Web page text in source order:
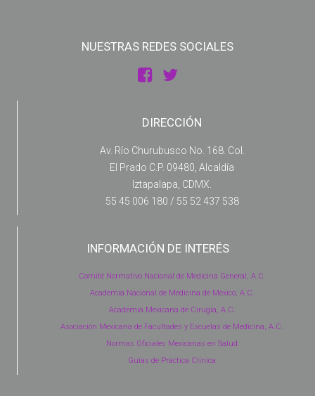
NUESTRAS REDES SOCIALES
DIRECCIÓN
Av. Río Churubusco No. 168. Col.
El Prado C.P. 09480, Alcaldía
Iztapalapa, CDMX.
55 45 006 180 / 55 52 437 538
INFORMACIÓN DE INTERÉS
Comité Normativo Nacional de Medicina General, A.C.
Academia Nacional de Medicina de México, A.C.
Academia Mexicana de Cirugía, A.C.
Asociación Mexicana de Facultades y Escuelas de Medicina, A.C.
Normas Oficiales Mexicanas en Salud
Guías de Práctica Clínica